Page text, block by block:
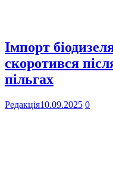
Імпорт
скоротився
пільгах
Редакція10.09.2025 0